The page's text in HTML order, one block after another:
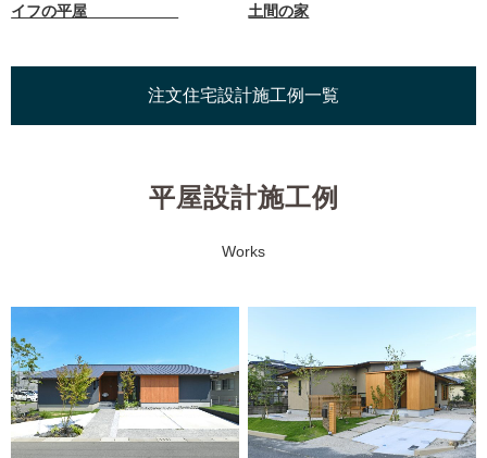
イフの平屋
土間の家
注文住宅設計施工例一覧
平屋設計施工例
Works